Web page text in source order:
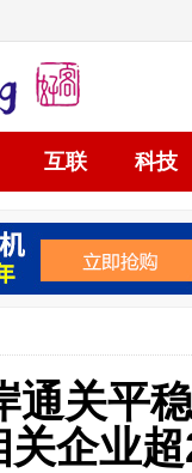
互联 科技
通关平
关企业